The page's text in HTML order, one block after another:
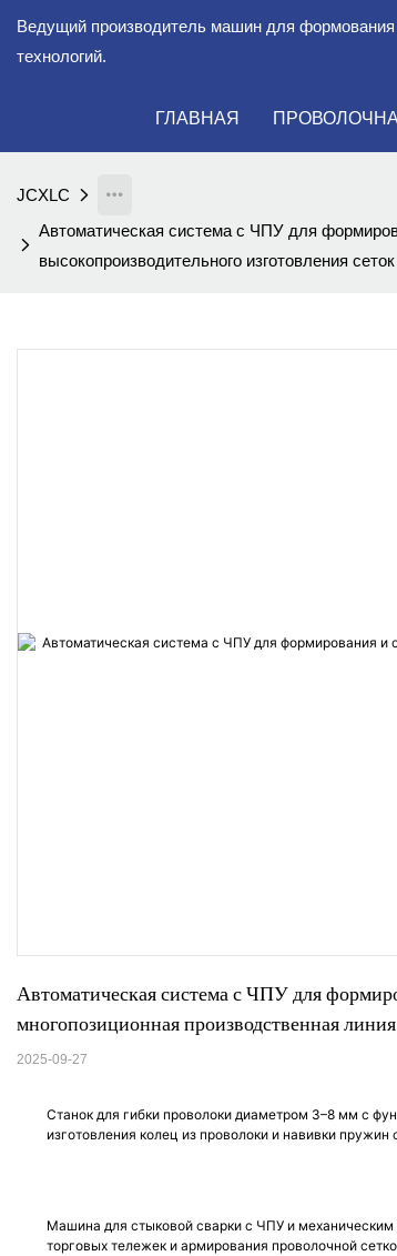
Ведущий производитель машин для
технологий.
ГЛАВНАЯ
JCXLC
Автоматическая система с ЧПУ для
высокопроизводительного изготовления сеток
Автоматическая система с ЧПУ для
многопозиционная производственная
2025-09-27
Станок для гибки проволоки диаметром 3–8 мм с
изготовления колец из проволоки и навивки пружин
Машина для стыковой сварки с ЧПУ и механическим
торговых тележек и армирования проволочной